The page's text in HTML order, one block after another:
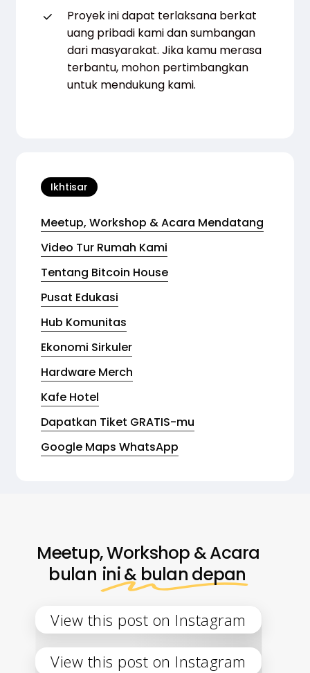
Proyek ini dapat terlaksana berkat
uang pribadi kami dan sumbangan
dari masyarakat. Jika kamu merasa
terbantu, mohon pertimbangkan
untuk mendukung kami.
Ikhtisar
Meetup, Workshop & Acara Mendatang
Video Tur Rumah Kami
Tentang Bitcoin House
Pusat Edukasi
Hub Komunitas
Ekonomi Sirkuler
Hardware Merch
Kafe Hotel
Dapatkan Tiket GRATIS-mu
Google Maps WhatsApp
Meetup, Workshop & Acara
bulan ini & bulan depan
View this post on Instagram
View this post on Instagram